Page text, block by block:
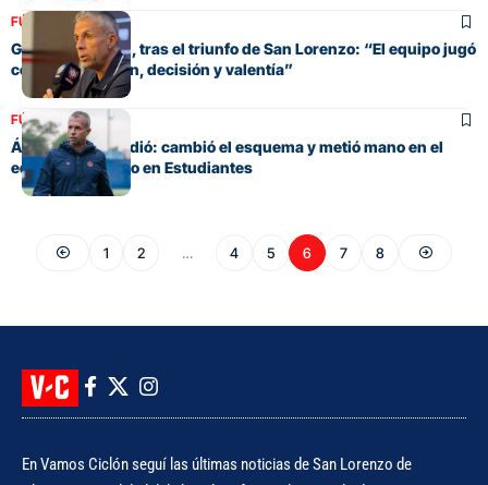
FÚTBOL
Gustavo Álvarez, tras el triunfo de San Lorenzo: “El equipo jugó
con garra, pasión, decisión y valentía”
FÚTBOL
Álvarez sorprendió: cambió el esquema y metió mano en el
equipo pensando en Estudiantes
1 2 … 4 5 6 7 8
En Vamos Ciclón seguí las últimas noticias de San Lorenzo de